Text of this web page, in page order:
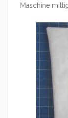
Maschine